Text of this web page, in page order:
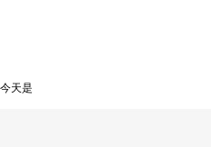
今天是